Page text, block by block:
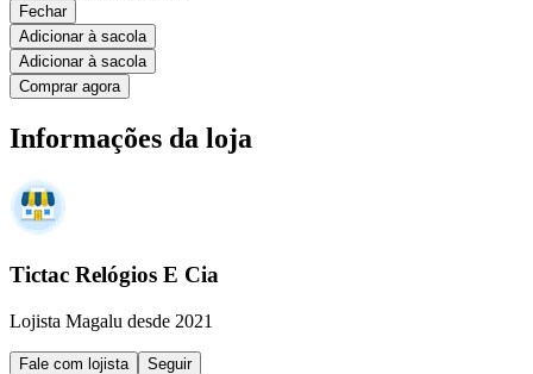
Fechar
Adicionar à sacola
Adicionar à sacola
Comprar agora
Informações da loja
Tictac Relógios E Cia
Lojista Magalu desde 2021
Fale com lojista Seguir